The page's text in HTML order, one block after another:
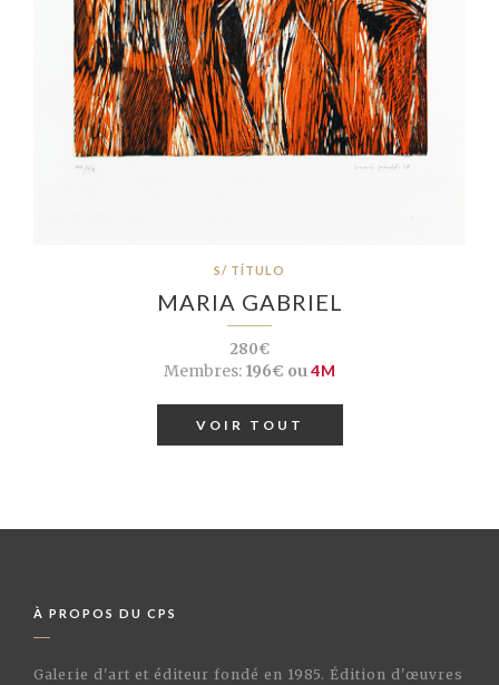
S/ TÍTULO
MARIA GABRIEL
280€
Membres:196€ ou4M
VOIR TOUT
À PROPOS DU CPS
Galerie d'art et éditeur fondé en 1985. Édition d'œuvres